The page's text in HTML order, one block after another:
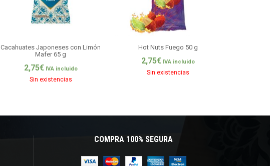
Cacahuates Japoneses con Limón
Mafer 65 g
2,75€ IVA incluido
Sin existencias
Hot Nuts Fuego 50 g
2,75€ IVA incluido
Sin existencias
COMPRA 100% SEGURA